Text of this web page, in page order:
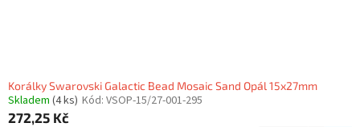
Korálky Swarovski Galactic Bead Mosaic Sand Opál 15x27mm
Skladem (4 ks) Kód: VSOP-15/27-001-295
272,25 Kč